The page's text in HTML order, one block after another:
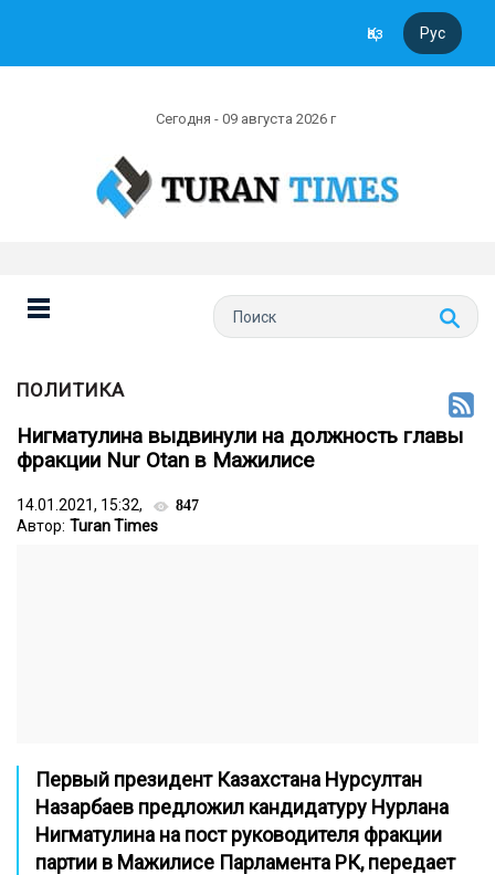
Қаз Рус
Сегодня - 09 августа 2026 г
ПОЛИТИКА
Нигматулина выдвинули на должность главы
фракции Nur Otan в Мажилисе
14.01.2021, 15:32, 847
Автор: Turan Times
Первый президент Казахстана Нурсултан
Назарбаев предложил кандидатуру Нурлана
Нигматулина на пост руководителя фракции
партии в Мажилисе Парламента РК, передает